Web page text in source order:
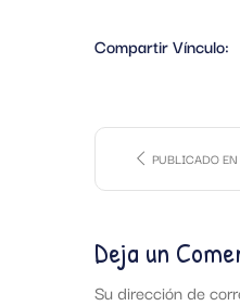
Compartir Vínculo:
PUBLICADO EN
Deja un
Su dirección de